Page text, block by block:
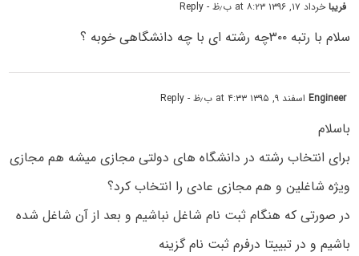
فریباخرداد ۱۷, ۱۳۹۶ at ۸:۲۳ ب٫ظ - Reply
سلام با رتبه ۳۰۰چه رشته ای با چه دانشگاهی خوبه ؟
Engineerاسفند ۹, ۱۳۹۵ at ۴:۳۳ ب٫ظ - Reply
باسلام
برای انتخاب رشته در دانشگاه های دولتی مجازی میشه هم مجازی
ویژه شاغلین و هم مجازی عادی را انتخاب کرد؟
در صورتی که هنگام ثبت نام شاغل نباشیم و بعد از آن شاغل شده
باشیم و در تبییتا درفرم ثبت نام گزینه